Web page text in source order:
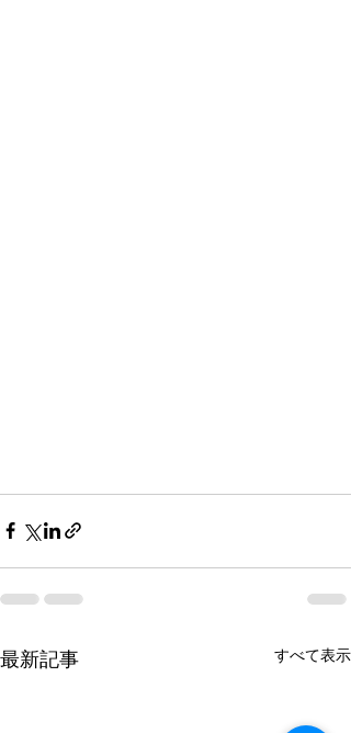
最新記事 すべて表示